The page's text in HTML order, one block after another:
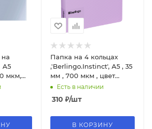
А5
мкм,
31907
Папка на 4 кольцах
,'Berlingo.Instinct', А5 , 35
мм , 700 мкм , цвет
лаванда, RB4_A5507
Есть в наличии
310 ₽/шт
В КОРЗИНУ